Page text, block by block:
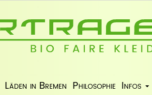
Läden in Bremen Philosophie Infos